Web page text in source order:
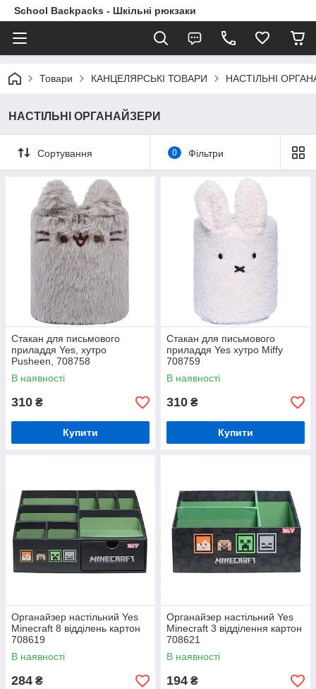
School Backpacks - Шкільні рюкзаки
Товари КАНЦЕЛЯРСЬКІ ТОВАРИ НАСТІЛЬНІ
НАСТІЛЬНІ ОРГАНАЙЗЕРИ
Сортування 0 Фільтри
Стакан для письмового
приладдя Yes, хутро
Pusheen, 708758
В наявності
310 ₴
Купити
Стакан для письмового
приладдя Yes хутро Miffy
708759
В наявності
310 ₴
Купити
Органайзер настільний Yes
Minecraft 8 відділень картон
708619
В наявності
284 ₴
Органайзер настільний Yes
Minecraft 3 відділення картон
708621
В наявності
194 ₴